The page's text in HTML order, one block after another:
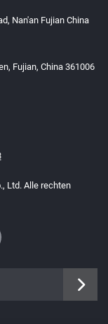
Nan'an Fujian China
Fujian, China 361006
Ltd. Alle rechten